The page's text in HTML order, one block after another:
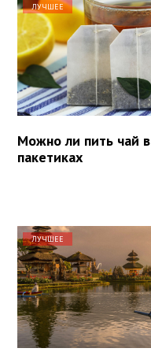
ЛУЧШЕЕ
Можно ли пить чай в
пакетиках
ЛУЧШЕЕ